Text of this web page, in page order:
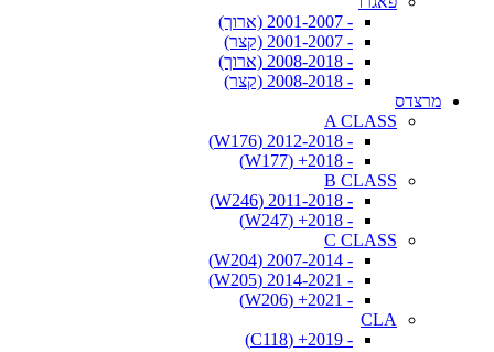
- 2001-2007 (ארוך)
- 2001-2007 (קצר)
- 2008-2018 (ארוך)
- 2008-2018 (קצר)
מרצדס
A CLASS
- 2012-2018 (W176)
- 2018+ (W177)
B CLASS
- 2011-2018 (W246)
- 2018+ (W247)
C CLASS
- 2007-2014 (W204)
- 2014-2021 (W205)
- 2021+ (W206)
CLA
- 2019+ (C118)